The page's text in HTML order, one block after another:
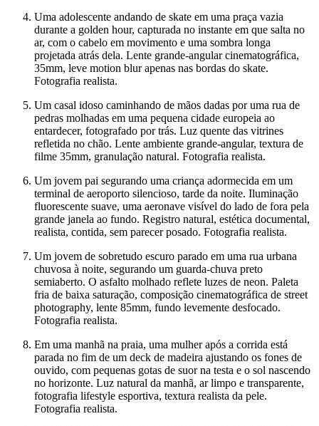
Uma adolescente andando de skate em uma praça vazia
durante a golden hour, capturada no instante em que salta no
ar, com o cabelo em movimento e uma sombra longa
projetada atrás dela. Lente grande-angular cinematográfica,
35mm, leve motion blur apenas nas bordas do skate.
Fotografia realista.
Um casal idoso caminhando de mãos dadas por uma rua de
pedras molhadas em uma pequena cidade europeia ao
entardecer, fotografado por trás. Luz quente das vitrines
refletida no chão. Lente ambiente grande-angular, textura de
filme 35mm, granulação natural. Fotografia realista.
Um jovem pai segurando uma criança adormecida em um
terminal de aeroporto silencioso, tarde da noite. Iluminação
fluorescente suave, uma aeronave visível do lado de fora pela
grande janela ao fundo. Registro natural, estética documental,
realista, contida, sem parecer posado. Fotografia realista.
Um jovem de sobretudo escuro parado em uma rua urbana
chuvosa à noite, segurando um guarda-chuva preto
semiaberto. O asfalto molhado reflete luzes de neon. Paleta
fria de baixa saturação, composição cinematográfica de street
photography, lente 85mm, fundo levemente desfocado.
Fotografia realista.
Em uma manhã na praia, uma mulher após a corrida está
parada no fim de um deck de madeira ajustando os fones de
ouvido, com pequenas gotas de suor na testa e o sol nascendo
no horizonte. Luz natural da manhã, ar limpo e transparente,
fotografia lifestyle esportiva, textura realista da pele.
Fotografia realista.